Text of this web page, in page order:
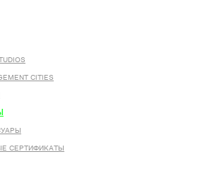
CITIES
СЕРТИФИКАТЫ